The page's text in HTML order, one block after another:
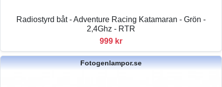
Radiostyrd båt - Adventure Racing Katamaran - Grön -
2,4Ghz - RTR
999 kr
Fotogenlampor.se